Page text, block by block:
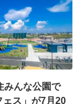
みんな公園で
ェス」が7月20